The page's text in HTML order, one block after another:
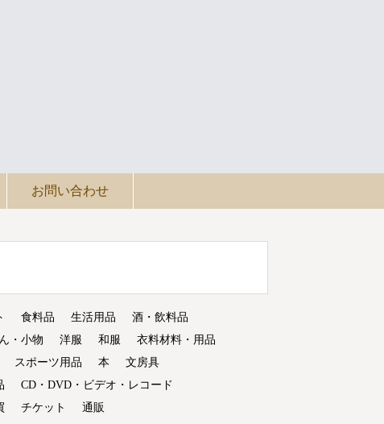
お問い合わせ
食料品 生活用品
酒・飲料品
・小物 洋服 和服
衣料材料・用品
スポーツ用品 本
文房具
CD・DVD・ビデオ・レコード
チケット 通販